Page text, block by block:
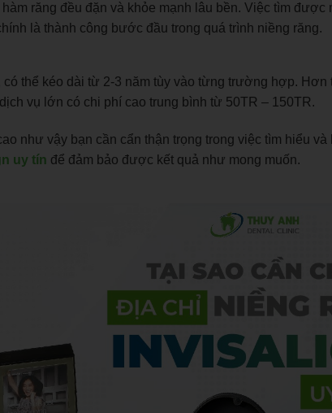
răng đều đặn và khỏe mạnh lâu bền. Việc tìm được
là thành công bước đầu trong quá trình niềng răng.
có thể kéo dài từ 2-3 năm tùy vào từng trường hợp. Hơn
vụ lớn có chi phí cao trung bình từ 50TR – 150TR.
như vậy bạn cần cẩn thận trọng trong việc tìm hiểu và
uy tín để đảm bảo được kết quả như mong muốn.